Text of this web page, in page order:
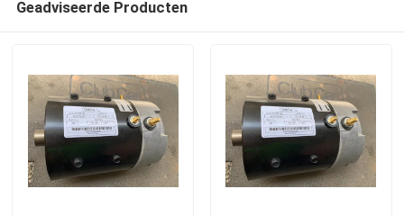
Geadviseerde Producten